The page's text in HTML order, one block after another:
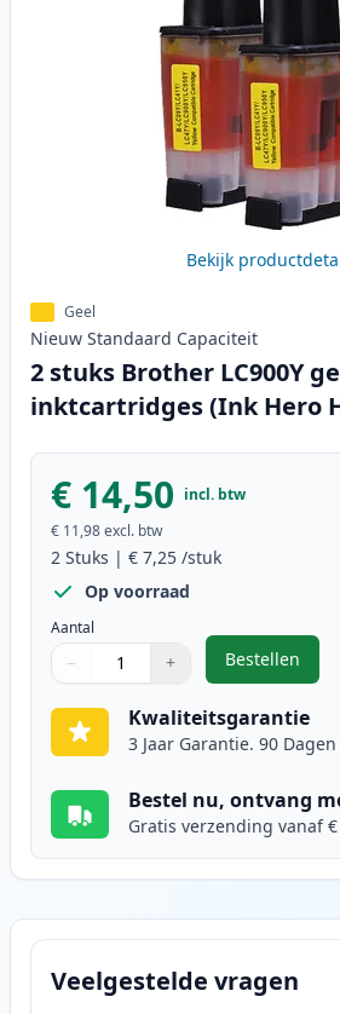
Bekijk
Geel
Nieuw Standaard Capaciteit
2 stuks Brother LC900Y
inktcartridges (Ink Hero
€ 14,50 incl. btw
€ 11,98excl. btw
2 Stuks | € 7,25 /stuk
Op voorraad
Aantal
Gebruik de knoppen om aan te
− +
1
Bestellen
,2 stuks
Kwaliteitsgarantie
3 Jaar Garantie. 90
Bestel nu, ontvang
Gratis verzending vanaf
Veelgestelde vragen